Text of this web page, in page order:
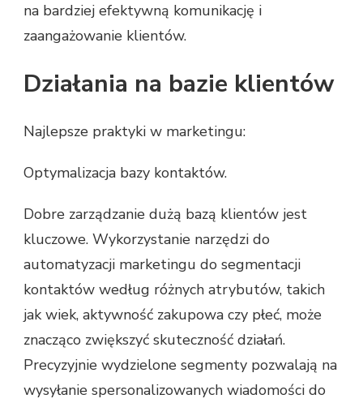
na bardziej efektywną komunikację i
zaangażowanie klientów.
Działania na bazie klientów
Najlepsze praktyki w marketingu:
Optymalizacja bazy kontaktów.
Dobre zarządzanie dużą bazą klientów jest
kluczowe. Wykorzystanie narzędzi do
automatyzacji marketingu do segmentacji
kontaktów według różnych atrybutów, takich
jak wiek, aktywność zakupowa czy płeć, może
znacząco zwiększyć skuteczność działań.
Precyzyjnie wydzielone segmenty pozwalają na
wysyłanie spersonalizowanych wiadomości do